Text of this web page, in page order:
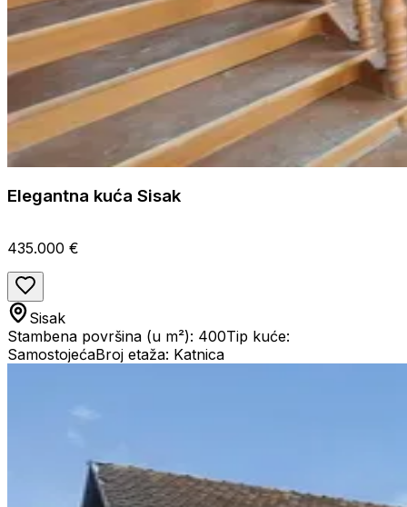
Elegantna kuća Sisak
435.000 €
Sisak
Stambena površina (u m²): 400Tip kuće:
SamostojećaBroj etaža: Katnica